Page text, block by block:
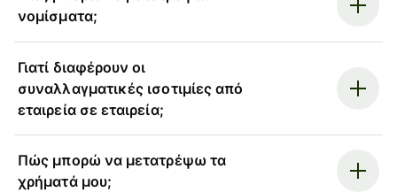
νομίσματα;
Γιατί διαφέρουν οι
συναλλαγματικές ισοτιμίες από
εταιρεία σε εταιρεία;
Πώς μπορώ να μετατρέψω τα
χρήματά μου;